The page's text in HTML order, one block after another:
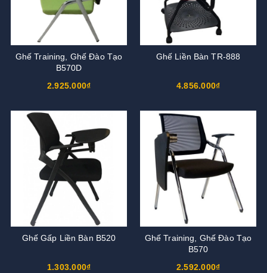
Ghế Training, Ghế Đào Tạo
B570D
2.925.000₫
Ghế Liền Bàn TR-888
4.856.000₫
Ghế Gấp Liền Bàn B520
1.303.000₫
Ghế Training, Ghế Đào Tạo
B570
2.592.000₫